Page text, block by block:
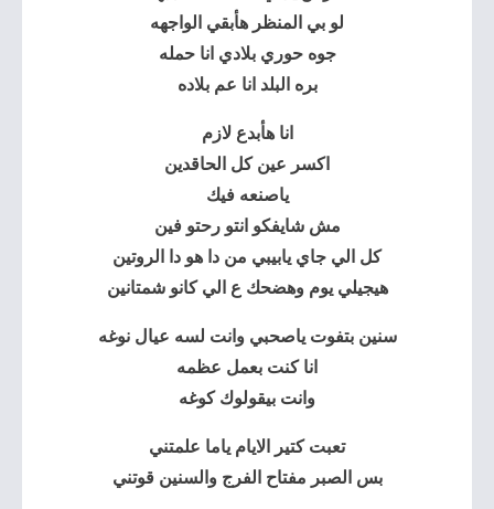
لو بي المنظر هأبقي الواجهه
جوه حوري بلادي انا حمله
بره البلد انا عم بلاده
انا هأبدع لازم
اكسر عين كل الحاقدين
ياصنعه فيك
مش شايفكو انتو رحتو فين
كل الي جاي يابيبي من دا هو دا الروتين
هيجيلي يوم وهضحك ع الي كانو شمتانين
سنين بتفوت ياصحبي وانت لسه عيال نوغه
انا كنت بعمل عظمه
وانت بيقولوك كوغه
تعبت كتير الايام ياما علمتني
بس الصبر مفتاح الفرج والسنين قوتني